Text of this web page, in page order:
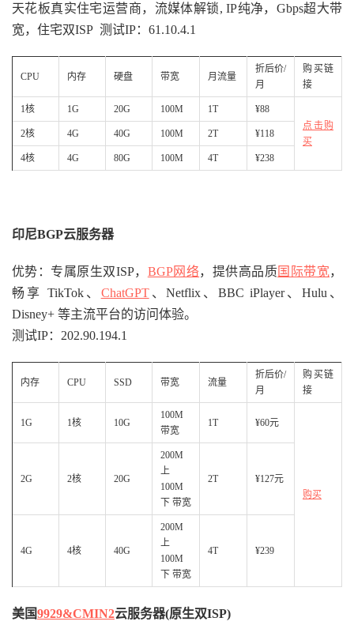
天花板真实住宅运营商，流媒体解锁, IP纯净，Gbps超大带
宽，住宅双ISP 测试IP：61.10.4.1
CPU 内存 硬盘 带宽 月流量
折后价/
月
购买链
接
1核 1G 20G 100M 1T
¥88
点击购
买
2核 4G 40G 100M 2T ¥118
4核 4G 80G 100M 4T ¥238
印尼BGP云服务器
优势：专属原生双ISP， BGP网络，提供高品质国际带宽，
畅享 TikTok、 ChatGPT、Netflix、BBC iPlayer、Hulu、
Disney+ 等主流平台的访问体验。
测试IP：202.90.194.1
内存 CPU SSD 带宽 流量
折后价/
月
购买链
接
1G 1核 10G
100M
带宽
1T ¥60元
购买
2G 2核 20G
200M
上
100M
下 带宽
2T ¥127元
4G 4核 40G
200M
上
100M
下 带宽
4T ¥239
美国9929&CMIN2云服务器(原生双ISP)